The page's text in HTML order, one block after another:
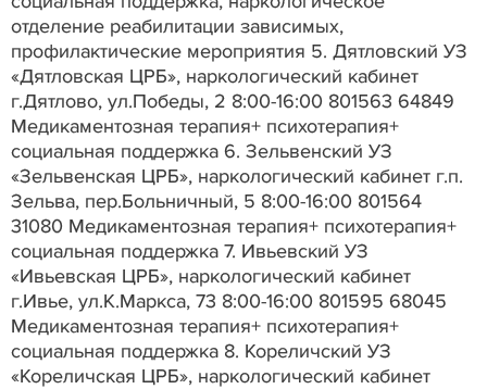
отделение реабилитации зависимых,
профилактические мероприятия 5. Дятловский УЗ
«Дятловская ЦРБ», наркологический кабинет
г.Дятлово, ул.Победы, 2 8:00-16:00 801563 64849
Медикаментозная терапия+ психотерапия+
социальная поддержка 6. Зельвенский УЗ
«Зельвенская ЦРБ», наркологический кабинет г.п.
Зельва, пер.Больничный, 5 8:00-16:00 801564
31080 Медикаментозная терапия+ психотерапия+
социальная поддержка 7. Ивьевский УЗ
«Ивьевская ЦРБ», наркологический кабинет
г.Ивье, ул.К.Маркса, 73 8:00-16:00 801595 68045
Медикаментозная терапия+ психотерапия+
социальная поддержка 8. Кореличский УЗ
«Кореличская ЦРБ», наркологический кабинет